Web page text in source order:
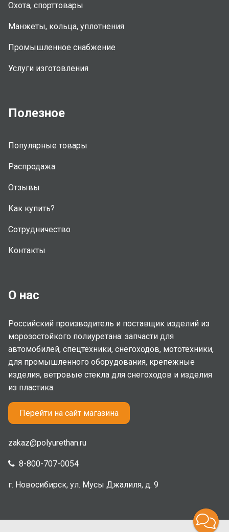
Охота, спорттовары
Манжеты, кольца, уплотнения
Промышленное снабжение
Услуги изготовления
Полезное
Популярные товары
Распродажа
Отзывы
Как купить?
Сотрудничество
Контакты
О нас
Российский производитель и поставщик изделий из
морозостойкого полиуретана: запчасти для
автомобилей, спецтехники, снегоходов, мототехники,
для промышленного оборудования, крепежные
изделия, ветровые стекла для снегоходов и изделия
из пластика.
Перейти на сайт магазина
zakaz@polyurethan.ru
8-800-707-0054
г. Новосибирск, ул. Мусы Джалиля, д. 9